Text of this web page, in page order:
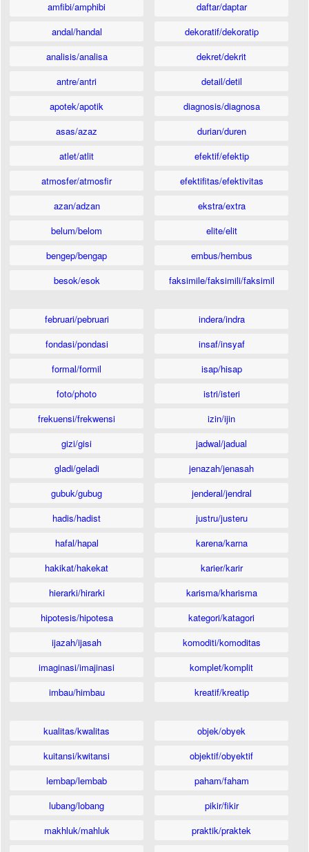
amfibi/amphibi
andal/handal
analisis/analisa
antre/antri
apotek/apotik
asas/azaz
atlet/atlit
atmosfer/atmosfir
azan/adzan
belum/belom
bengep/bengap
besok/esok
daftar/daptar
dekoratif/dekoratip
dekret/dekrit
detail/detil
diagnosis/diagnosa
durian/duren
efektif/efektip
efektifitas/efektivitas
ekstra/extra
elite/elit
embus/hembus
faksimile/faksimili/faksimil
februari/pebruari
fondasi/pondasi
formal/formil
foto/photo
frekuensi/frekwensi
gizi/gisi
gladi/geladi
gubuk/gubug
hadis/hadist
hafal/hapal
hakikat/hakekat
hierarki/hirarki
hipotesis/hipotesa
ijazah/ijasah
imaginasi/imajinasi
imbau/himbau
indera/indra
insaf/insyaf
isap/hisap
istri/isteri
izin/ijin
jadwal/jadual
jenazah/jenasah
jenderal/jendral
justru/justeru
karena/karna
karier/karir
karisma/kharisma
kategori/katagori
komoditi/komoditas
komplet/komplit
kreatif/kreatip
kualitas/kwalitas
kuitansi/kwitansi
lembap/lembab
lubang/lobang
makhluk/mahluk
objek/obyek
objektif/obyektif
paham/faham
pikir/fikir
praktik/praktek